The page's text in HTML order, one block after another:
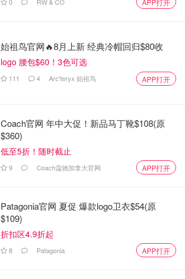
APP打开
始祖鸟官网🔥8月上新 经典冷帽回归$80收
logo 腰包$60！3色可选
111 4 Arc'teryx 始祖鸟 APP打开
Coach官网 年中大促！新品马丁靴$108(原
$360)
低至5折！随时截止
9 Coach蔻驰加拿大官网 APP打开
Patagonia官网 夏促 爆款logo卫衣$54(原
$109)
折扣区4.9折起
8 Patagonia APP打开